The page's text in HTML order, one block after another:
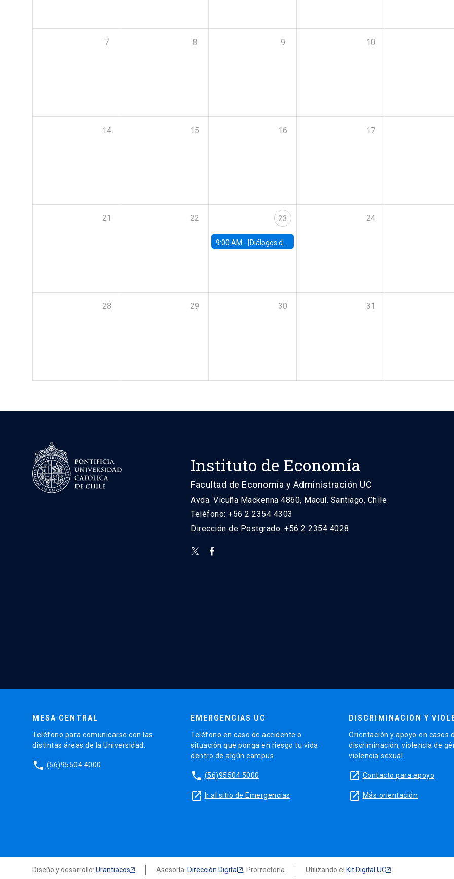
7 8 9 10
14 15 16 17
21 22 23
9:00 AM - [Diálogos de Compromiso Público] Implementación de la reforma previsional: Desafíos y oportunidades
24
28 29 30 31
Instituto de Economía
Facultad de Economía y Administración UC
Avda. Vicuña Mackenna 4860, Macul. Santiago, Chile
Teléfono: +56 2 2354 4303
Dirección de Postgrado: +56 2 2354 4028
MESA CENTRAL
Teléfono para comunicarse con las
distintas áreas de la Universidad.
phone (56)95504 4000
EMERGENCIAS UC
Teléfono en caso de accidente o
situación que ponga en riesgo tu vida
dentro de algún campus.
phone (56)95504 5000
launch Ir al sitio de Emergencias
DISCRIMINACIÓN Y
Orientación y apoyo en casos
discriminación, violencia de
violencia sexual.
launch Contacto para apoyo
launch Más orientación
Diseño y desarrollo: Urantiacos Asesoría: Dirección Digital , Prorrectoría Utilizando el Kit Digital UC